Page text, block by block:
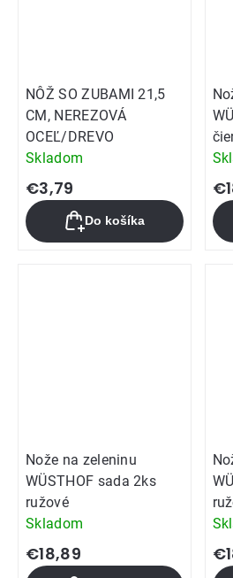
NÔŽ SO ZUBAMI 21,5
CM, NEREZOVÁ
OCEĽ/DREVO
Skladom
€3,79
Do košíka
Nože na zeleninu
WÜSTHOF sada 2ks
ružové
Skladom
€18,89